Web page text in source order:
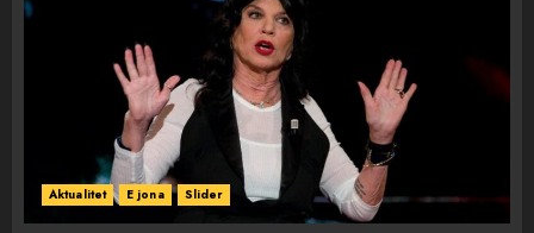
Aktualitet E jona Slider